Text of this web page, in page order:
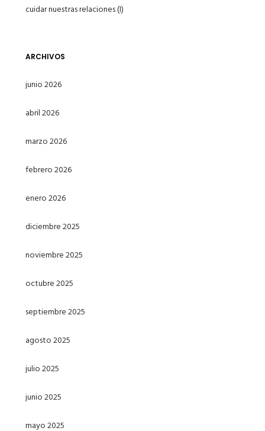
cuidar nuestras relaciones (I)
ARCHIVOS
junio 2026
abril 2026
marzo 2026
febrero 2026
enero 2026
diciembre 2025
noviembre 2025
octubre 2025
septiembre 2025
agosto 2025
julio 2025
junio 2025
mayo 2025